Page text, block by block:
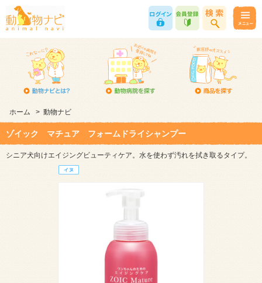
ホーム > 動物ナビ
ゾイック マチュア フォームドライシャンプー
シニア犬向けエイジングビューティケア。水を使わず汚れを拭き取るタイプ。